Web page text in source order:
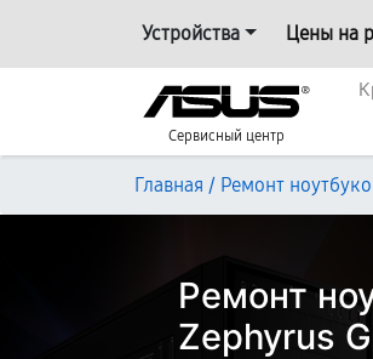
Устройства Цены на
Сервисный центр
Главная / Ремонт
Ремонт
Zephyrus